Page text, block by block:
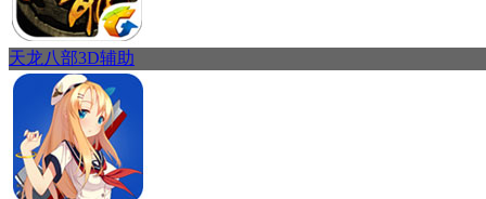
天龙八部3D辅助